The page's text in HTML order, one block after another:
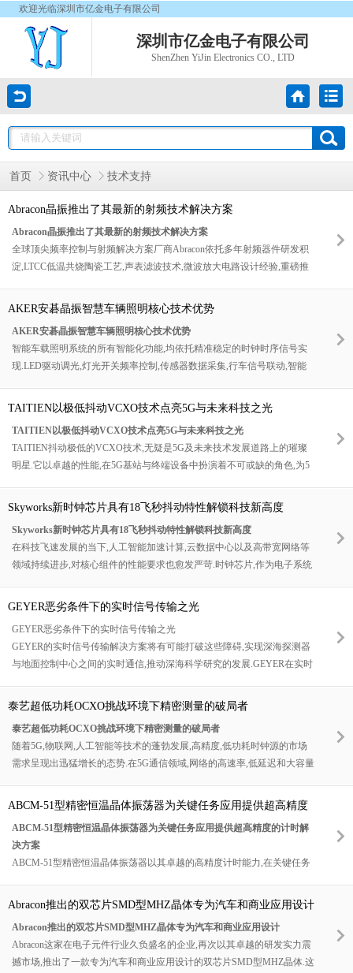
欢迎光临深圳市亿金电子有限公司
深圳市亿金电子有限公司
ShenZhen YiJin Electronics CO., LTD
首页 资讯中心 技术支持
Abracon晶振推出了其最新的射频技术解决方案
Abracon晶振推出了其最新的射频技术解决方案
全球顶尖频率控制与射频解决方案厂商Abracon依托多年射频器件研发积
淀,LTCC低温共烧陶瓷工艺,声表滤波技术,微波放大电路设计经验,重磅推
声射频放大器,高线性宽带射频开关,微型化LTCC芯片天线,超薄FPC柔性天
线五大核心产品矩阵,实现从信号接收,杂波滤除,低噪放大,频段切换,无线
辐射的全链路一体化优化,专为5G/6G通信,卫星GNSS定位,工业物联网,车
载无线终端,高精度测距,智能穿戴设备量身打造,以高集成,高性能,高兼容,
易量产的核心优势,彻底革新传统射频前端分立设计方案.
AKER安碁晶振智慧车辆照明核心技术优势
AKER安碁晶振智慧车辆照明核心技术优势
智能车载照明系统的所有智能化功能,均依托精准稳定的时钟时序信号实
现.LED驱动调光,灯光开关频率控制,传感器数据采集,行车信号联动,智能
准.AKER安碁深耕车用频率器件领域多年,吃透车载照明系统的工作原理
与工况需求,以高稳定,低温漂,高抗扰,车规级晶振与振荡器为核心,构建全
维度智慧照明赋能方案,从底层硬件支撑车载照明智能化升级.
TAITIEN以极低抖动VCXO技术点亮5G与未来科技之光
TAITIEN以极低抖动VCXO技术点亮5G与未来科技之光
TAITIEN抖动极低的VCXO技术,无疑是5G及未来技术发展道路上的璀璨
明星.它以卓越的性能,在5G基站与终端设备中扮演着不可或缺的角色,为5
大数据处理和自动驾驶等未来技术领域,TAITIEN的VCXO技术同样展现出
强大的支撑能力,为这些领域的创新发展奠定了坚实的基础.
Skyworks新时钟芯片具有18飞秒抖动特性解锁科技新高度
Skyworks新时钟芯片具有18飞秒抖动特性解锁科技新高度
在科技飞速发展的当下,人工智能加速计算,云数据中心以及高带宽网络等
领域持续进步,对核心组件的性能要求也愈发严苛.时钟芯片,作为电子系统
orks公司重磅推出业界首款单芯片时钟解决方案,其中SKY63104/5/6系列
迅速吸引了行业内外的目光,成为了热议焦点.
GEYER恶劣条件下的实时信号传输之光
GEYER恶劣条件下的实时信号传输之光
GEYER的实时信号传输解决方案将有可能打破这些障碍,实现深海探测器
与地面控制中心之间的实时通信,推动深海科学研究的发展.GEYER在实时
的敏锐洞察力,GEYER将继续引领行业发展,为各行业的数字化转型和智能
境.
泰艺超低功耗OCXO挑战环境下精密测量的破局者
泰艺超低功耗OCXO挑战环境下精密测量的破局者
随着5G,物联网,人工智能等技术的蓬勃发展,高精度,低功耗时钟源的市场
需求呈现出迅猛增长的态势.在5G通信领域,网络的高速率,低延迟和大容量
5G网络的进一步普及和升级,以及6G技术的研发推进,泰艺超低功耗OCXO
提供坚实的时间基准保障.
ABCM-51型精密恒温晶体振荡器为关键任务应用提供超高精度
的计时解决方案
ABCM-51型精密恒温晶体振荡器为关键任务应用提供超高精度的计时解
决方案
ABCM-51型精密恒温晶体振荡器以其卓越的高精度计时能力,在关键任务
统稳定运行,推动技术创新发展的重要力量.如果你所在的行业对计时精度
是你最值得信赖的选择.它将为你的关键任务应用提供坚实可靠的计时保
障,助力你在激烈的市场竞争中脱颖而出,实现更高的目标.选择ABCM-51,
就是选择一个稳定,可靠的未来.
Abracon推出的双芯片SMD型MHZ晶体专为汽车和商业应用设计
Abracon推出的双芯片SMD型MHZ晶体专为汽车和商业应用设计
Abracon这家在电子元件行业久负盛名的企业,再次以其卓越的研发实力震
撼市场,推出了一款专为汽车和商业应用设计的双芯片SMD型MHZ晶体.这